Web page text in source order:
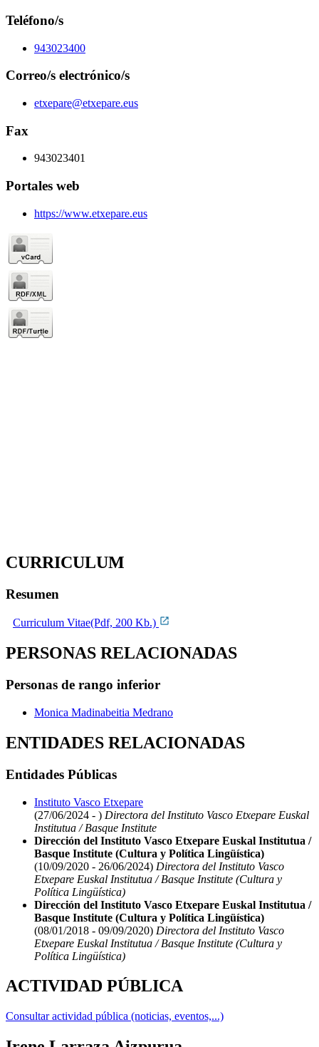
Teléfono/s
943023400
Correo/s electrónico/s
etxepare@etxepare.eus
Fax
943023401
Portales web
https://www.etxepare.eus
CURRICULUM
Resumen
Curriculum Vitae(Pdf, 200 Kb.)
PERSONAS RELACIONADAS
Personas de rango inferior
Monica Madinabeitia Medrano
ENTIDADES RELACIONADAS
Entidades Públicas
Instituto Vasco Etxepare
(27/06/2024 - ) Directora del Instituto Vasco Etxepare Euskal
Institutua / Basque Institute
Dirección del Instituto Vasco Etxepare Euskal Institutua /
Basque Institute (Cultura y Política Lingüística)
(10/09/2020 - 26/06/2024) Directora del Instituto Vasco
Etxepare Euskal Institutua / Basque Institute (Cultura y
Política Lingüística)
Dirección del Instituto Vasco Etxepare Euskal Institutua /
Basque Institute (Cultura y Política Lingüística)
(08/01/2018 - 09/09/2020) Directora del Instituto Vasco
Etxepare Euskal Institutua / Basque Institute (Cultura y
Política Lingüística)
ACTIVIDAD PÚBLICA
Consultar actividad pública (noticias, eventos,...)